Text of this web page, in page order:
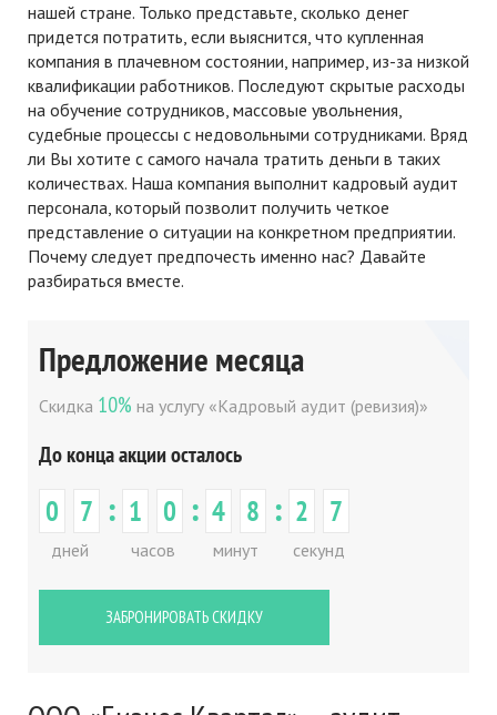
нашей стране. Только представьте, сколько денег
придется потратить, если выяснится, что купленная
компания в плачевном состоянии, например, из-за низкой
квалификации работников. Последуют скрытые расходы
на обучение сотрудников, массовые увольнения,
судебные процессы с недовольными сотрудниками. Вряд
ли Вы хотите с самого начала тратить деньги в таких
количествах. Наша компания выполнит кадровый аудит
персонала, который позволит получить четкое
представление о ситуации на конкретном предприятии.
Почему следует предпочесть именно нас? Давайте
разбираться вместе.
Предложение месяца
Скидка 10% на услугу «Кадровый аудит (ревизия)»
До конца акции осталось
0 7
дней
: 1 0
часов
: 4 8
минут
: 2 7
секунд
ЗАБРОНИРОВАТЬ СКИДКУ